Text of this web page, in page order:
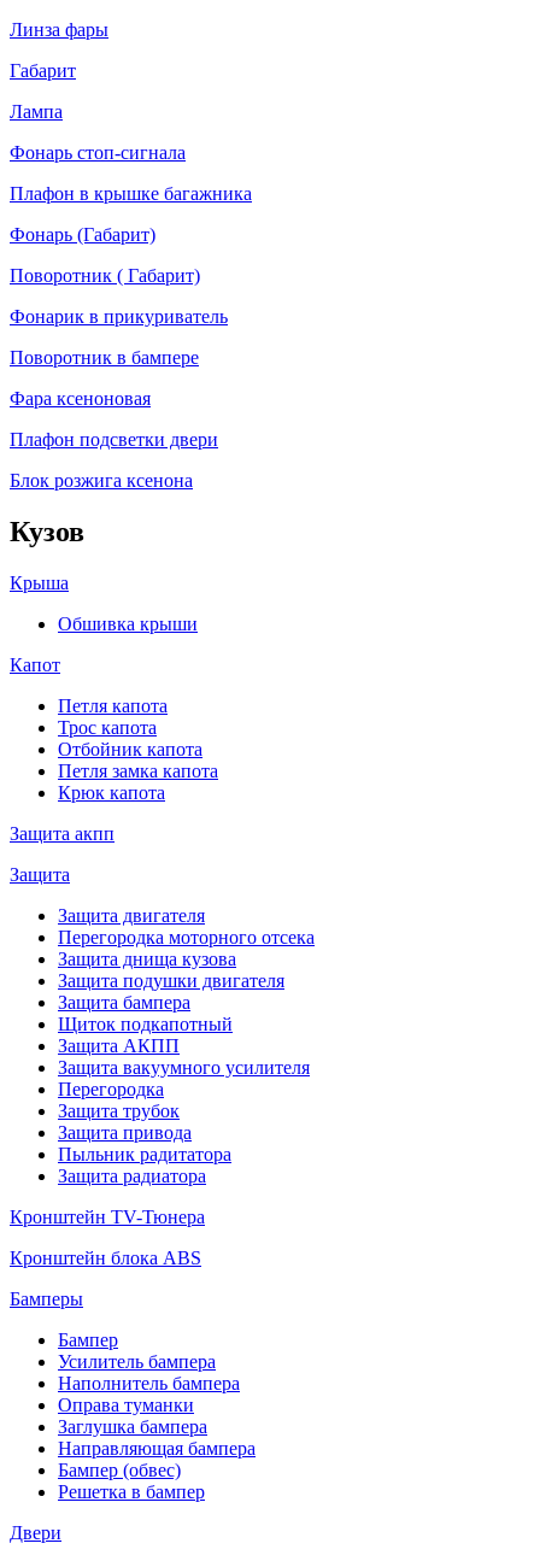
Линза фары
Габарит
Лампа
Фонарь стоп-сигнала
Плафон в крышке багажника
Фонарь (Габарит)
Поворотник ( Габарит)
Фонарик в прикуриватель
Поворотник в бампере
Фара ксеноновая
Плафон подсветки двери
Блок розжига ксенона
Кузов
Крыша
Обшивка крыши
Капот
Петля капота
Трос капота
Отбойник капота
Петля замка капота
Крюк капота
Защита акпп
Защита
Защита двигателя
Перегородка моторного отсека
Защита днища кузова
Защита подушки двигателя
Защита бампера
Щиток подкапотный
Защита АКПП
Защита вакуумного усилителя
Перегородка
Защита трубок
Защита привода
Пыльник радитатора
Защита радиатора
Кронштейн TV-Тюнера
Кронштейн блока ABS
Бамперы
Бампер
Усилитель бампера
Наполнитель бампера
Оправа туманки
Заглушка бампера
Направляющая бампера
Бампер (обвес)
Решетка в бампер
Двери